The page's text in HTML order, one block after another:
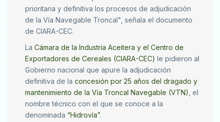
prioritaria y definitiva los procesos de adjudicación
de la Vía Navegable Troncal", señala el documento
de CIARA-CEC.
La Cámara de la Industria Aceitera y el Centro de
Exportadores de Cereales (CIARA-CEC) le pidieron al
Gobierno nacional que apure la adjudicación
definitiva de la concesión por 25 años del dragado y
mantenimiento de la Vía Troncal Navegable (VTN) , el
nombre técnico con el que se conoce a la
denominada “Hidrovía”.